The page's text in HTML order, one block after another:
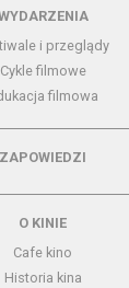
i przeglądy
Cykle filmowe
filmowa
ZAPOWIEDZI
O KINIE
Cafe kino
Historia kina